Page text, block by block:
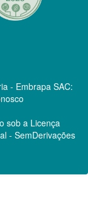
- Embrapa SAC:
sob a Licença
- SemDerivações